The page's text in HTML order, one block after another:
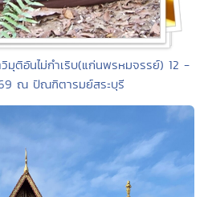
มุติอันไม่กำเริบ(แก่นพรหมจรรย์) 12 -
ณ ปัณฑิตารมย์สระบุรี